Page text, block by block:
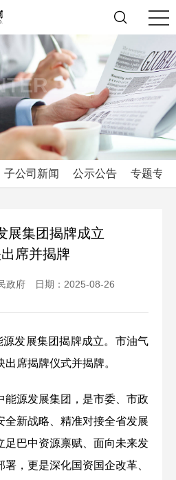
子公司新闻 公示公告 专题专栏
展集团揭牌成立
席并揭牌
政府 日期：2025-08-26
发展集团揭牌成立。市油气
席揭牌仪式并揭牌。
源发展集团，是市委、市政
全新战略、精准对接全省发展
足巴中资源禀赋、面向未来发
，更是深化国资国企改革、